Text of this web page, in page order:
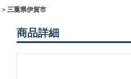
> 三重県伊賀市
商品詳細